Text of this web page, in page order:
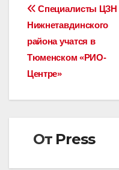
Навигация
по
записям
Специалисты ЦЗН
Нижнетавдинского
района учатся в
Тюменском «РИО-
Центре»
От Press